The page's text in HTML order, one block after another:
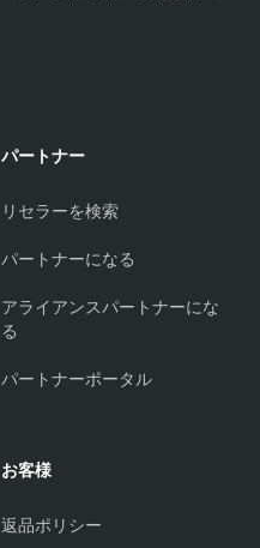
パートナー
リセラーを検索
パートナーになる
アライアンスパートナーにな
る
パートナーポータル
お客様
返品ポリシー